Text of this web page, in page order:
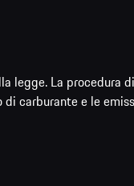
legge. La procedura
carburante e le